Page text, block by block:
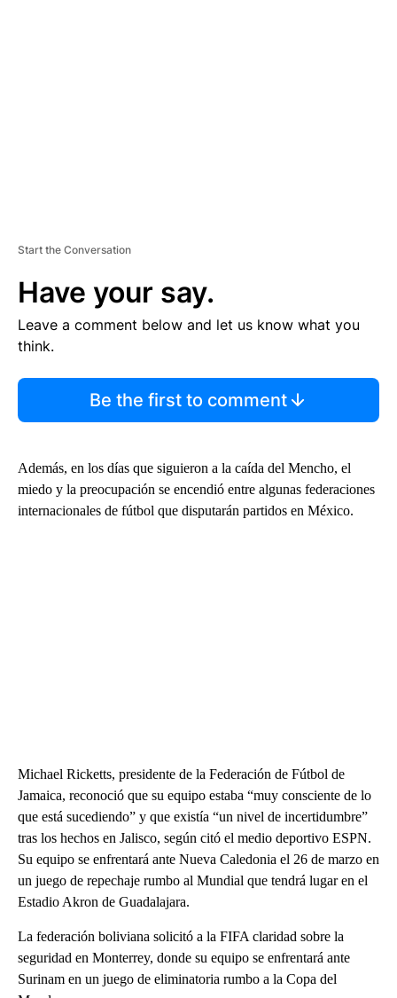
Start the Conversation
Have your say.
Leave a comment below and let us know what you
think.
Be the first to comment
Además, en los días que siguieron a la caída del Mencho, el
miedo y la preocupación se encendió entre algunas federaciones
internacionales de fútbol que disputarán partidos en México.
Michael Ricketts, presidente de la Federación de Fútbol de
Jamaica, reconoció que su equipo estaba “muy consciente de lo
que está sucediendo” y que existía “un nivel de incertidumbre”
tras los hechos en Jalisco, según citó el medio deportivo ESPN.
Su equipo se enfrentará ante Nueva Caledonia el 26 de marzo en
un juego de repechaje rumbo al Mundial que tendrá lugar en el
Estadio Akron de Guadalajara.
La federación boliviana solicitó a la FIFA claridad sobre la
seguridad en Monterrey, donde su equipo se enfrentará ante
Surinam en un juego de eliminatoria rumbo a la Copa del